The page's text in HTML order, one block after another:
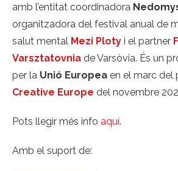
amb l’entitat coordinadora
organitzadora del festival anual de
salut mental Mezi Ploty i el partner
Varsztatovnia de Varsòvia. És un
per la Unió Europea en el marc del
Creative Europe del novembre
Pots llegir més info aquí.
Amb el suport de: